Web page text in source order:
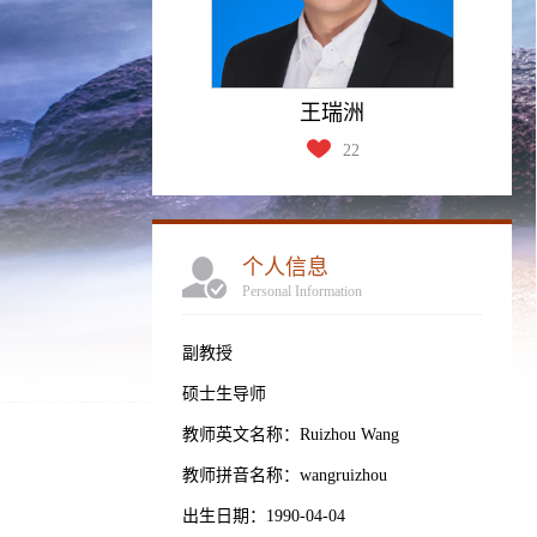
王瑞洲
22
个人信息
Personal Information
副教授
硕士生导师
教师英文名称：Ruizhou Wang
教师拼音名称：wangruizhou
出生日期：1990-04-04